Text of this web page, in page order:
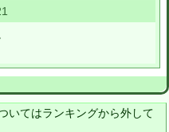
いてはランキングから外して